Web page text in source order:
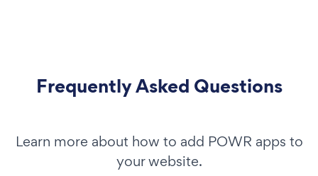
Frequently Asked Questions
Learn more about how to add POWR apps to
your website.